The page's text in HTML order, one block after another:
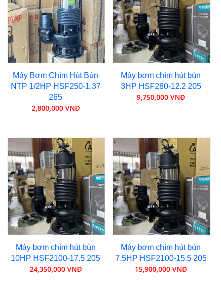
Máy Bơm Chìm Hút Bùn
NTP 1/2HP HSF250-1.37
265
2,800,000 VNĐ
Máy bơm chìm hút bùn
3HP HSF280-12.2 205
9,750,000 VNĐ
Máy bơm chìm hút bùn
10HP HSF2100-17.5 205
24,350,000 VNĐ
Máy bơm chìm hút bùn
7.5HP HSF2100-15.5 205
15,900,000 VNĐ